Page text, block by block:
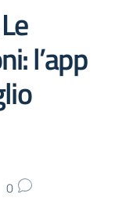
l’app
0